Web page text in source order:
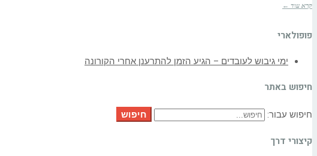
קרא עוד ←
פופולארי
ימי גיבוש לעובדים – הגיע הזמן להתרענן אחרי הקורונה
חיפוש באתר
חיפוש עבור: חיפוש
קיצורי דרך